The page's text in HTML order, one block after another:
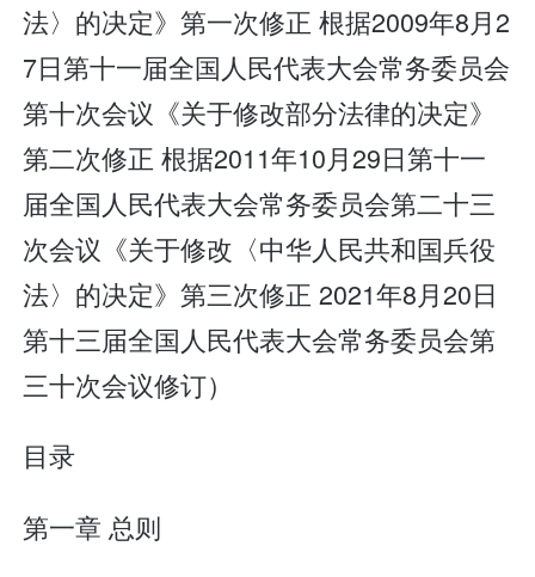
法〉的决定》第一次修正 根据2009年8月2
7日第十一届全国人民代表大会常务委员会
第十次会议《关于修改部分法律的决定》
第二次修正 根据2011年10月29日第十一
届全国人民代表大会常务委员会第二十三
次会议《关于修改〈中华人民共和国兵役
法〉的决定》第三次修正 2021年8月20日
第十三届全国人民代表大会常务委员会第
三十次会议修订）
目录
第一章 总则